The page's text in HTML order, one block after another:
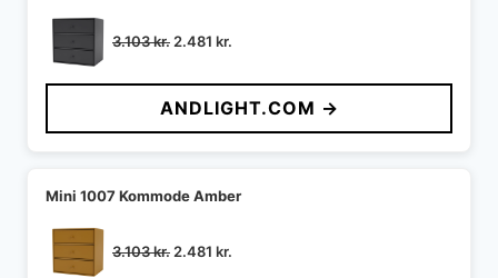
3.103kr. Den
pris
var:
3.103 kr..
2.481 kr.
pris
er:
2.481 kr..
ANDLIGHT.COM →
Mini 1007 Kommode Amber
3.103kr. Den
2.481 kr.